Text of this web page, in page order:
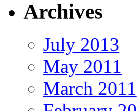
Archives
July 2013
May 2011
March 2011